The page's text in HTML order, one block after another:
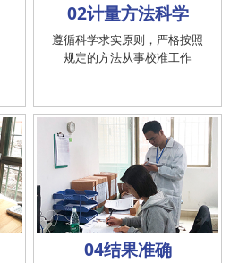
02计量方法科学
遵循科学求实原则，严格按照
规定的方法从事校准工作
04结果准确